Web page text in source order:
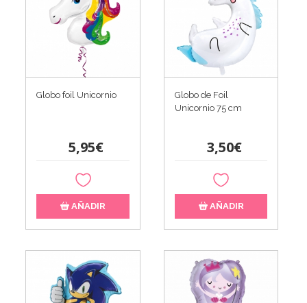
Globo foil Unicornio
5,95€
AÑADIR
Globo de Foil
Unicornio 75 cm
3,50€
AÑADIR